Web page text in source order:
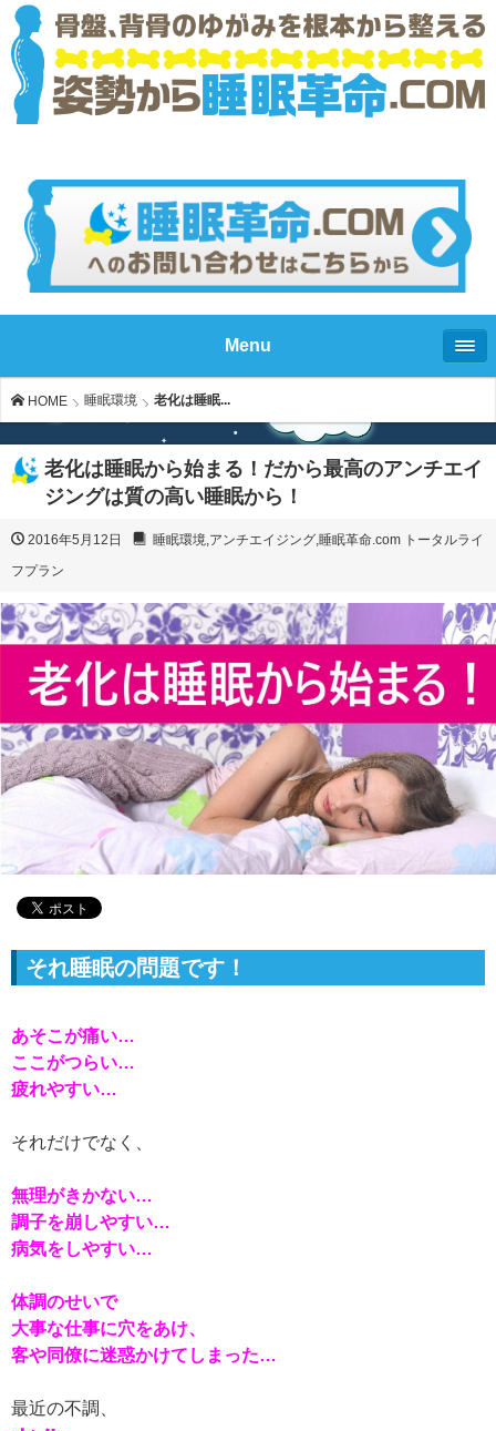
Menu
HOME 睡眠環境 老化は睡眠...
老化は睡眠から始まる！だから最高のアンチエイ
ジングは質の高い睡眠から！
2016年5月12日 睡眠環境,アンチエイジング,睡眠革命.com トータルライ
フプラン
それ睡眠の問題です！
あそこが痛い…
ここがつらい…
疲れやすい…
それだけでなく、
無理がきかない…
調子を崩しやすい…
病気をしやすい…
体調のせいで
大事な仕事に穴をあけ、
客や同僚に迷惑かけてしまった…
最近の不調、